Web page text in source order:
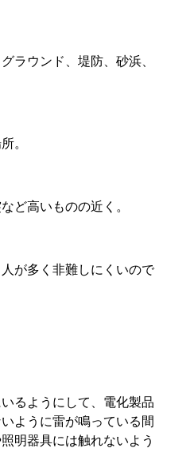
ラウンド、堤防、砂浜、
。
ど高いものの近く。
が多く非難しにくいので
るようにして、電化製品
ように雷が鳴っている間
明器具には触れないよう